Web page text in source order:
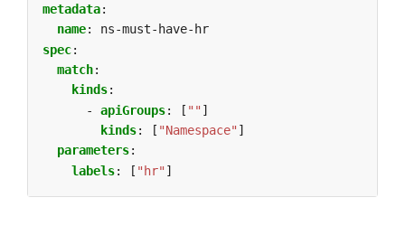
metadata:
name:
ns-must-have-hr
spec:
match:
kinds:
- apiGroups: [ "" ]
kinds: [ "Namespace" ]
parameters:
labels: [ "hr" ]